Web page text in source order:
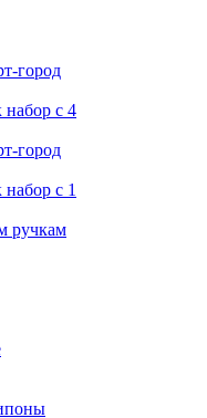
город
набор с 4
город
набор с 1
ручкам